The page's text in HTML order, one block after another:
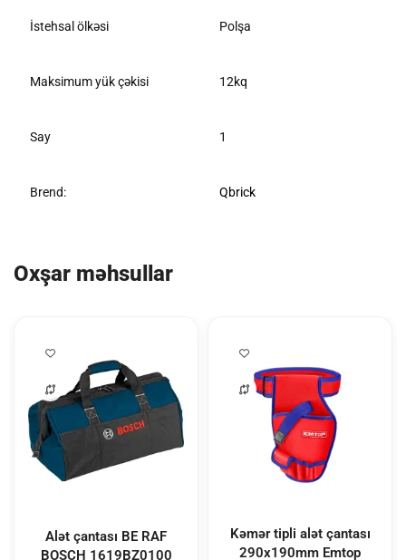
İstehsal ölkəsi Polşa
Maksimum yük çəkisi 12kq
Say 1
Brend: Qbrick
Oxşar məhsullar
Alət çantası BE RAF
BOSCH 1619BZ0100
Kəmər tipli alət çantası
290x190mm Emtop